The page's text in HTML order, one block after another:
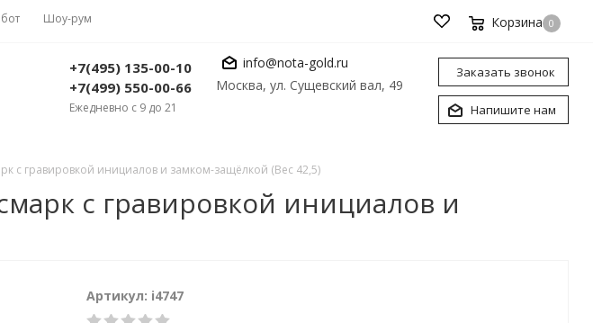
Шоу-рум Корзина 0
+7(495) 135-00-10
+7(499) 550-00-66
Ежедневно с 9 до 21
info@nota-gold.ru
Москва, ул. Сущевский вал, 49
Заказать звонок
Напишите нам
с гравировкой инициалов и замком-защёлкой (Вес 42,5)
с гравировкой инициалов и
Артикул: i4747